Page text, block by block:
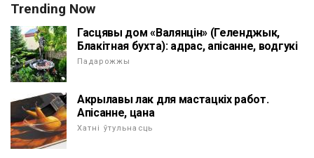
Trending Now
Гасцявы дом «Валянцін» (Геленджык,
Блакітная бухта): адрас, апісанне, водгукі
Падарожжы
Акрылавы лак для мастацкіх работ.
Апісанне, цана
Хатні ўтульнасць